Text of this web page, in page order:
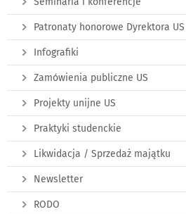
Patronaty honorowe Dyrektora US
Infografiki
Zamówienia publiczne US
Projekty unijne US
Praktyki studenckie
Likwidacja / Sprzedaż majątku
Newsletter
RODO